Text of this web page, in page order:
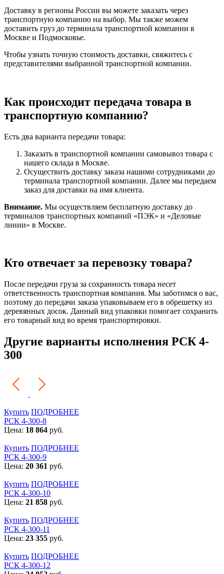
Доставку в регионы России вы можете заказать через
транспортную компанию на выбор. Мы также можем
доставить груз до терминала транспортной компании в
Москве и Подмосковье.
Чтобы узнать точную стоимость доставки, свяжитесь с
представителями выбранной транспортной компании.
Как происходит передача товара в
транспортную компанию?
Есть два варианта передачи товара:
Заказать в транспортной компании самовывоз товара с
нашего склада в Москве.
Осуществить доставку заказа нашими сотрудниками до
терминала транспортной компании. Далее мы передаем
заказ для доставки на имя клиента.
Внимание. Мы осуществляем бесплатную доставку до
терминалов транспортных компаний «ПЭК» и «Деловые
линии» в Москве.
Кто отвечает за перевозку товара?
После передачи груза за сохранность товара несет
ответственность транспортная компания. Мы заботимся о вас,
поэтому до передачи заказа упаковываем его в обрешетку из
деревянных досок. Данный вид упаковки помогает сохранить
его товарный вид во время транспортировки.
Другие варианты исполнения РСК 4-
300
Купить ПОДРОБНЕЕ
РСК 4-300-8
Цена: 18 864 руб.
Купить ПОДРОБНЕЕ
РСК 4-300-9
Цена: 20 361 руб.
Купить ПОДРОБНЕЕ
РСК 4-300-10
Цена: 21 858 руб.
Купить ПОДРОБНЕЕ
РСК 4-300-11
Цена: 23 355 руб.
Купить ПОДРОБНЕЕ
РСК 4-300-12